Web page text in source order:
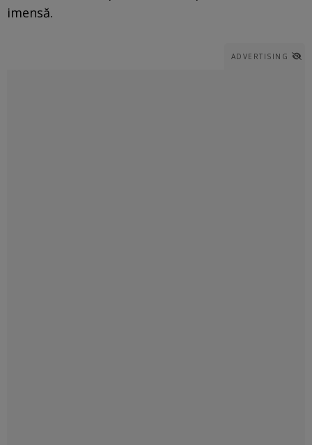
imensă.
ADVERTISING